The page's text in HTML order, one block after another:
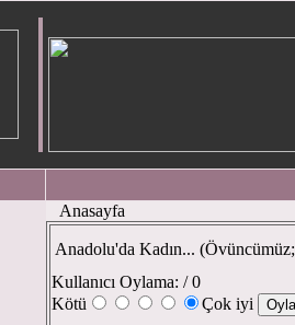
Anasayfa
Anadolu'da Kadın...
Kullanıcı Oylama: / 0
Kötü
Çok iyi